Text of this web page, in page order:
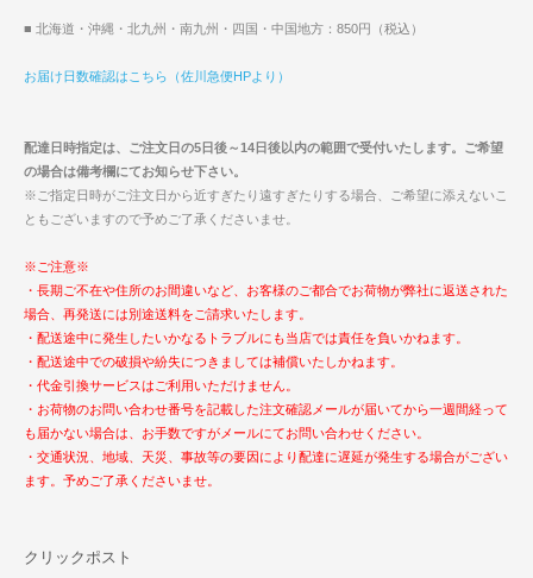
■ 北海道・沖縄・北九州・南九州・四国・中国地方：850円（税込）
お届け日数確認はこちら（佐川急便HPより）
配達日時指定は、ご注文日の5日後～14日後以内の範囲で受付いたします。ご希望
の場合は備考欄にてお知らせ下さい。
※ご指定日時がご注文日から近すぎたり遠すぎたりする場合、ご希望に添えないこ
ともございますので予めご了承くださいませ。
※ご注意※
・長期ご不在や住所のお間違いなど、お客様のご都合でお荷物が弊社に返送された
場合、再発送には別途送料をご請求いたします。
・配送途中に発生したいかなるトラブルにも当店では責任を負いかねます。
・配送途中での破損や紛失につきましては補償いたしかねます。
・代金引換サービスはご利用いただけません。
・お荷物のお問い合わせ番号を記載した注文確認メールが届いてから一週間経って
も届かない場合は、お手数ですがメールにてお問い合わせください。
・交通状況、地域、天災、事故等の要因により配達に遅延が発生する場合がござい
ます。予めご了承くださいませ。
クリックポスト